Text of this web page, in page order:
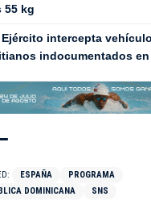
55 kg
Ejército intercepta
indocumentados
ESPAÑA
PROGRAMA
DOMINICANA
SNS